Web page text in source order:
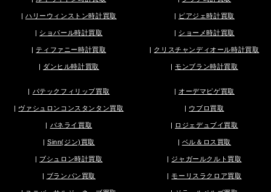
| ハリーウィンストン時計買取 | ピアジェ時計買取
| ショパール時計買取 | ショーメ時計買取
|ティファニー時計買取 | クリスチャンディオール時計買取
| ダンヒル時計買取 |モンブラン時計買取
パテックフィリップ買取 オーデマピゲ買取
ヴァシュロンコンスタンタン買取 ウブロ買取
| パネライ買取 | ロジェデュブイ買取
| Sinn(ジン)買取 | ベル＆ロス買取
| ブシュロン時計買取 | ジャガールクルト買取
| ブランパン買取 |モーリスラクロア買取